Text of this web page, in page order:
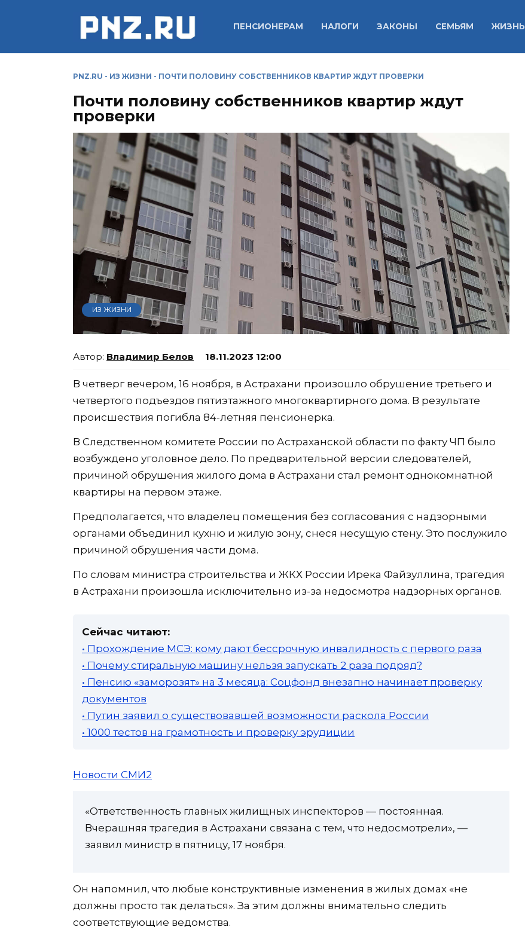
ПЕНСИОНЕРАМ НАЛОГИ ЗАКОНЫ СЕМЬЯМ ЖИЗНЬ
PNZ.RU - ИЗ ЖИЗНИ - ПОЧТИ ПОЛОВИНУ СОБСТВЕННИКОВ КВАРТИР ЖДУТ ПРОВЕРКИ
Почти половину собственников квартир ждут
проверки
ИЗ ЖИЗНИ
Владимир Белов 18.11.2023 12:00
В четверг вечером, 16 ноября, в Астрахани произошло обрушение третьего и
четвертого подъездов пятиэтажного многоквартирного дома. В результате
происшествия погибла 84-летняя пенсионерка.
В Следственном комитете России по Астраханской области по факту ЧП было
возбуждено уголовное дело. По предварительной версии следователей,
причиной обрушения жилого дома в Астрахани стал ремонт однокомнатной
квартиры на первом этаже.
Предполагается, что владелец помещения без согласования с надзорными
органами объединил кухню и жилую зону, снеся несущую стену. Это послужило
причиной обрушения части дома.
По словам министра строительства и ЖКХ России Ирека Файзуллина, трагедия
в Астрахани произошла исключительно из-за недосмотра надзорных органов.
Сейчас читают:
• Прохождение МСЭ: кому дают бессрочную инвалидность с первого раза
• Почему стиральную машину нельзя запускать 2 раза подряд?
• Пенсию «заморозят» на 3 месяца: Соцфонд внезапно начинает проверку
документов
• Путин заявил о существовавшей возможности раскола России
• 1000 тестов на грамотность и проверку эрудиции
Новости СМИ2
«Ответственность главных жилищных инспекторов — постоянная.
Вчерашняя трагедия в Астрахани связана с тем, что недосмотрели», —
заявил министр в пятницу, 17 ноября.
Он напомнил, что любые конструктивные изменения в жилых домах «не
должны просто так делаться». За этим должны внимательно следить
соответствующие ведомства.